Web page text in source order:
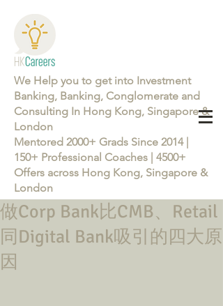
We Help you to get into Investment
Banking, Banking, Conglomerate and
Consulting In Hong Kong, Singapore &
London
Mentored 2000+ Grads Since 2014 |
150+ Professional Coaches | 4500+
Offers across Hong Kong, Singapore &
London
Learn more about the Career Training Program 26/27
做Corp Bank比CMB、Retail
同Digital Bank吸引的四大原
因